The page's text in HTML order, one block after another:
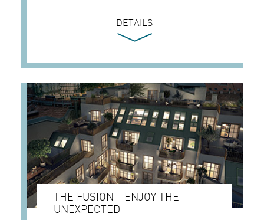
DETAILS
THE FUSION - ENJOY THE
UNEXPECTED